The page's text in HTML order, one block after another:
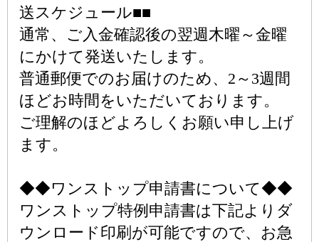
送スケジュール■■
通常、ご入金確認後の翌週木曜～金曜
にかけて発送いたします。
普通郵便でのお届けのため、2～3週間
ほどお時間をいただいております。
ご理解のほどよろしくお願い申し上げ
ます。
◆◆ワンストップ申請書について◆◆
ワンストップ特例申請書は下記よりダ
ウンロード印刷が可能ですので、お急